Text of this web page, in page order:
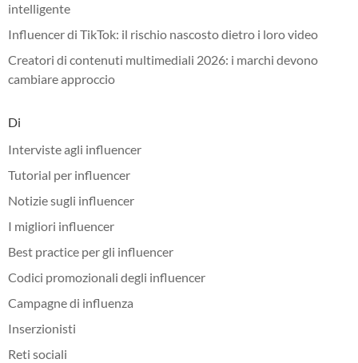
intelligente
Influencer di TikTok: il rischio nascosto dietro i loro video
Creatori di contenuti multimediali 2026: i marchi devono
cambiare approccio
Di
Interviste agli influencer
Tutorial per influencer
Notizie sugli influencer
I migliori influencer
Best practice per gli influencer
Codici promozionali degli influencer
Campagne di influenza
Inserzionisti
Reti sociali